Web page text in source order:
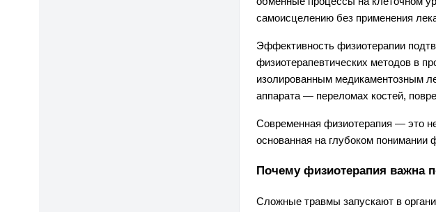
самоисцелению без применения
Эффективность физиотерапии
физиотерапевтических методов в
изолированным медикаментозным
аппарата — переломах костей,
Современная физиотерапия — это
основанная на глубоком понимании
Почему физиотерапия важна
Сложные травмы запускают в